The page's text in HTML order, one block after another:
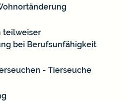
teilweiser
bei Berufsunfähigkeit
- Tierseuche